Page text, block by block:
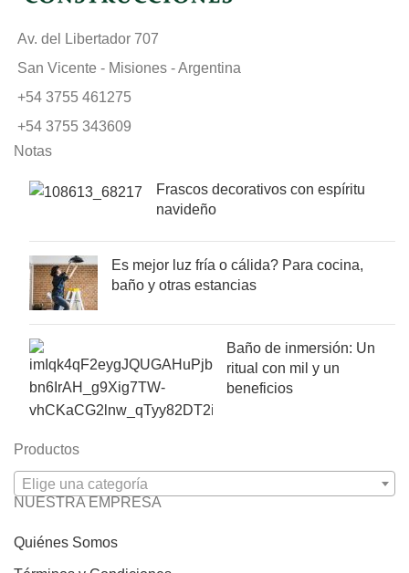
Av. del Libertador 707
San Vicente - Misiones - Argentina
+54 3755 461275
+54 3755 343609
Notas
Frascos decorativos con espíritu
navideño
Es mejor luz fría o cálida? Para cocina,
baño y otras estancias
Baño de inmersión: Un
ritual con mil y un
beneficios
Productos
Elige una categoría
NUESTRA EMPRESA
Quiénes Somos